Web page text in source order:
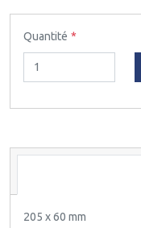
Quantité
205 x 60 mm